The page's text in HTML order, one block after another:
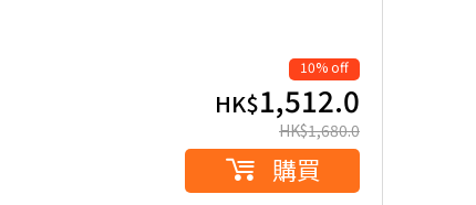
10% off
HK$1,512.0
HK$1,680.0
購買